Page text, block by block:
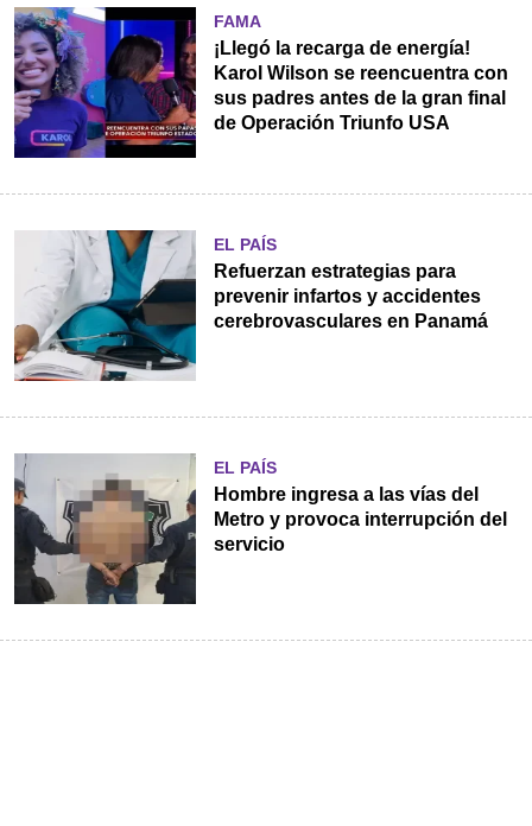
FAMA
¡Llegó la recarga de energía!
Karol Wilson se reencuentra con
sus padres antes de la gran final
de Operación Triunfo USA
EL PAÍS
Refuerzan estrategias para
prevenir infartos y accidentes
cerebrovasculares en Panamá
EL PAÍS
Hombre ingresa a las vías del
Metro y provoca interrupción del
servicio